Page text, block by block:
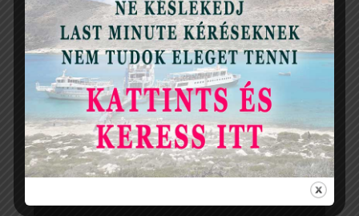
és mindannyian fültől fülig mosollyal távoztunk!
A személyzet a szálloda lelke! Mindenki mosolygós,
kedves és tényleg törődik minden részlettel. A
recepciótól az éttermekig és az életmentőkig
mindenki felejthetetlenné tette ittlétünket.
Professzionalizmus, emberi megközelítés és valódi
görög vendégszeretet!” (Sofoklis Kantas, Google
értékelés)